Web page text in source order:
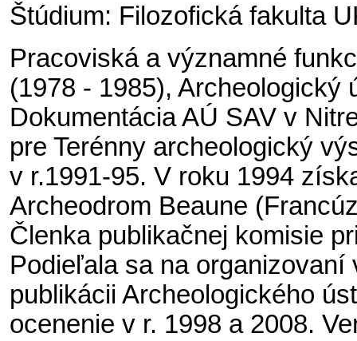
Štúdium: Filozofická fakulta
Pracoviská a významné
(1978 - 1985), Archeologický
Dokumentácia AÚ SAV v
pre Terénny archeologický
v r.1991-95. V roku 1994
Archeodrom Beaune
Členka publikačnej komisie
Podieľala sa na
publikácii Archeologického
ocenenie v r. 1998 a 2008.